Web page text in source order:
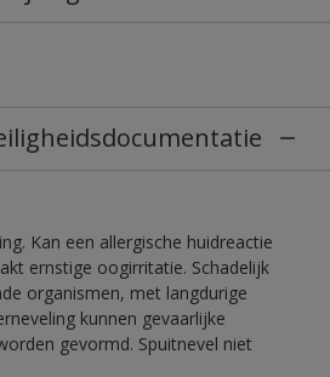
Kan een allergische huidreactie
ernstige oogirritatie. Schadelijk
organismen, met langdurige
kunnen gevaarlijke
gevormd. Spuitnevel niet